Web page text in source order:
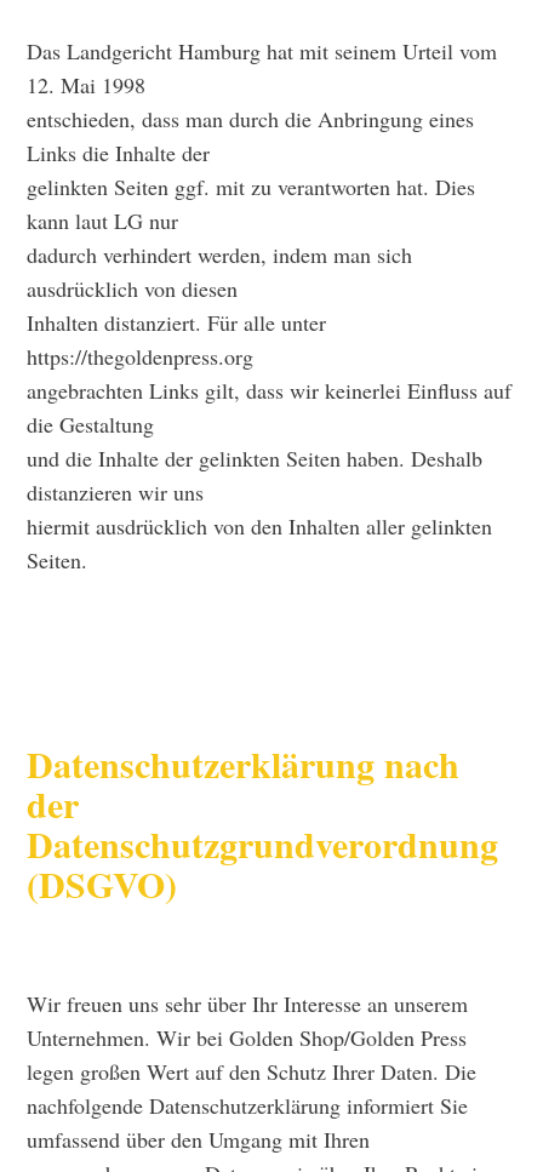
Das Landgericht Hamburg hat mit seinem Urteil vom
12. Mai 1998
entschieden, dass man durch die Anbringung eines
Links die Inhalte der
gelinkten Seiten ggf. mit zu verantworten hat. Dies
kann laut LG nur
dadurch verhindert werden, indem man sich
ausdrücklich von diesen
Inhalten distanziert. Für alle unter
https://thegoldenpress.org
angebrachten Links gilt, dass wir keinerlei Einfluss auf
die Gestaltung
und die Inhalte der gelinkten Seiten haben. Deshalb
distanzieren wir uns
hiermit ausdrücklich von den Inhalten aller gelinkten
Seiten.
Datenschutzerklärung nach
der
Datenschutzgrundverordnung
(DSGVO)
Wir freuen uns sehr über Ihr Interesse an unserem
Unternehmen. Wir bei Golden Shop/Golden Press
legen großen Wert auf den Schutz Ihrer Daten. Die
nachfolgende Datenschutzerklärung informiert Sie
umfassend über den Umgang mit Ihren